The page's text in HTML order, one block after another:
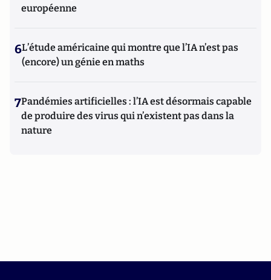
européenne
6L’étude américaine qui montre que l’IA n’est pas
(encore) un génie en maths
7Pandémies artificielles : l’IA est désormais capable
de produire des virus qui n’existent pas dans la
nature